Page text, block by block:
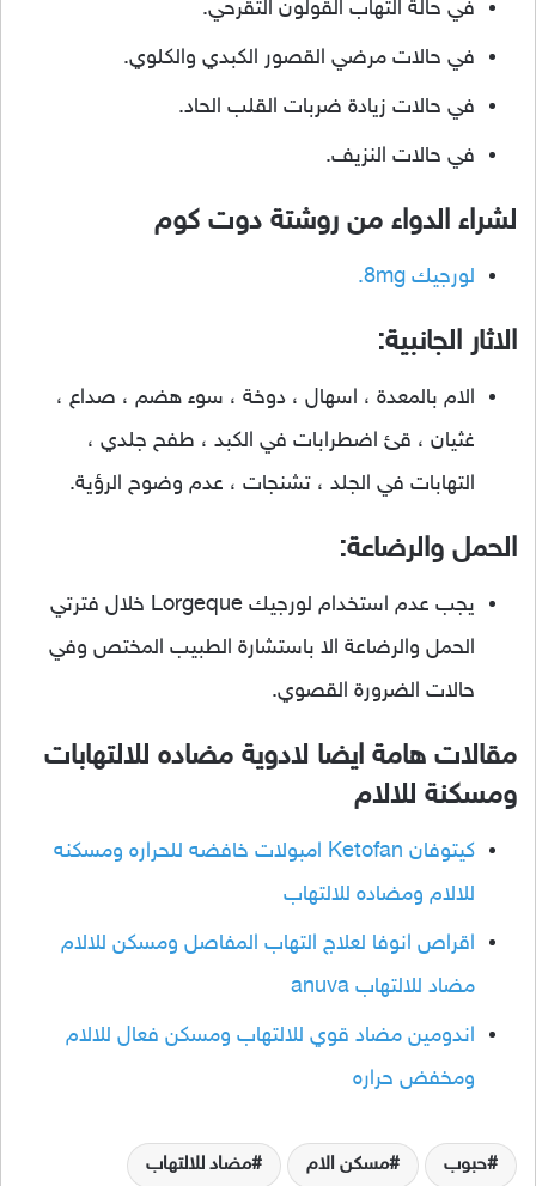
في حالة التهاب القولون التقرحي.
في حالات مرضي القصور الكبدي والكلوي.
في حالات زيادة ضربات القلب الحاد.
في حالات النزيف.
لشراء الدواء من روشتة دوت كوم
لورجيك 8mg.
الاثار الجانبية:
الام بالمعدة ، اسهال ، دوخة ، سوء هضم ، صداع ،
غثيان ، قئ اضطرابات في الكبد ، طفح جلدي ،
التهابات في الجلد ، تشنجات ، عدم وضوح الرؤية.
الحمل والرضاعة:
يجب عدم استخدام لورجيك Lorgeque خلال فترتي
الحمل والرضاعة الا باستشارة الطبيب المختص وفي
حالات الضرورة القصوي.
مقالات هامة ايضا لادوية مضاده للالتهابات
ومسكنة للالام
كيتوفان Ketofan امبولات خافضه للحراره ومسكنه
للالام ومضاده للالتهاب
اقراص انوفا لعلاج التهاب المفاصل ومسكن للالام
مضاد للالتهاب anuva
اندومين مضاد قوي للالتهاب ومسكن فعال للالام
ومخفض حراره
حبوب مسكن الام مضاد للالتهاب